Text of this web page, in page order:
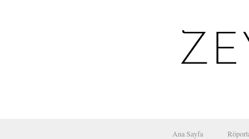
Ana Sayfa